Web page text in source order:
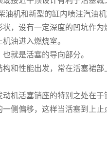
油机和新型的缸内喷注汽油
，设有一定深度的凹坑作为
油进入燃烧室。
就是活塞的导向部分。
性能出发，常在活塞裙部
机活塞销座的特别之处在于
侧偏移，这样当活塞到上止